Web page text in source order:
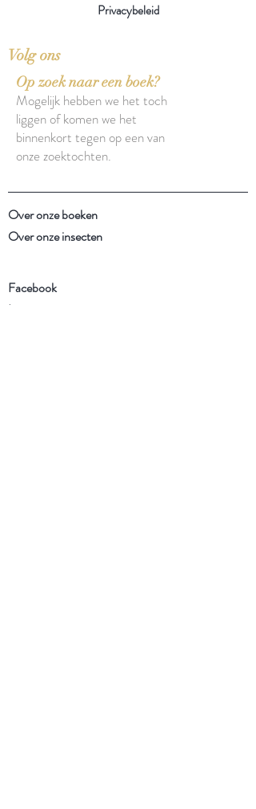
Privacybeleid
Volg ons
Op zoek naar een boek?
Mogelijk hebben we het toch
liggen of komen we het
binnenkort tegen op een van
onze zoektochten.
Over onze boeken
Over onze insecten
Facebook
Instagram